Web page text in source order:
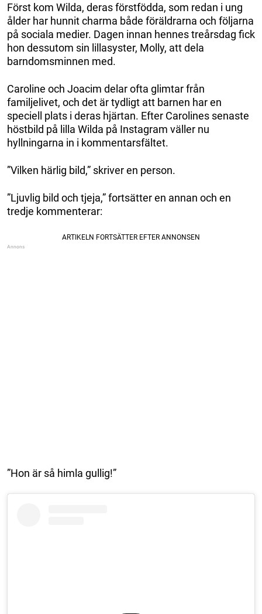
Först kom Wilda, deras förstfödda, som redan i ung
ålder har hunnit charma både föräldrarna och följarna
på sociala medier. Dagen innan hennes treårsdag fick
hon dessutom sin lillasyster, Molly, att dela
barndomsminnen med.
Caroline och Joacim delar ofta glimtar från
familjelivet, och det är tydligt att barnen har en
speciell plats i deras hjärtan. Efter Carolines senaste
höstbild på lilla Wilda på Instagram väller nu
hyllningarna in i kommentarsfältet.
”Vilken härlig bild,” skriver en person.
”Ljuvlig bild och tjeja,” fortsätter en annan och en
tredje kommenterar:
”Hon är så himla gullig!”